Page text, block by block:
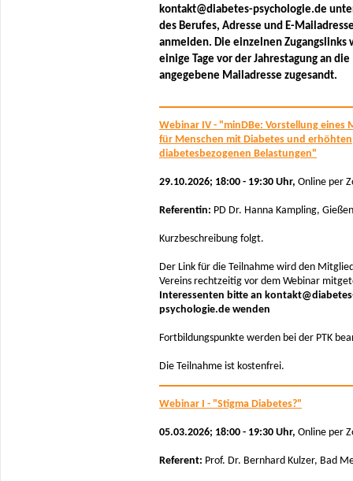
kontakt@diabetes-psychologie.de
des Berufes, Adresse und E-
anmelden. Die einzelnen Zugangslinks
einige Tage vor der Jahrestagung an die
angegebene Mailadresse zugesandt.
Webinar IV - "minDBe: Vorstellung eines
für Menschen mit Diabetes und erhöhten
diabetesbezogenen Belastungen"
29.10.2026; 18:00 - 19:30 Uhr, Online per
Referentin: PD Dr. Hanna Kampling, Gießen
Kurzbeschreibung folgt.
Der Link für die Teilnahme wird den
Vereins rechtzeitig vor dem Webinar
Interessenten bitte an
psychologie.de wenden
Fortbildungspunkte werden bei der PTK
Die Teilnahme ist kostenfrei.
Webinar I - "Stigma Diabetes?"
05.03.2026; 18:00 - 19:30 Uhr, Online per
Referent: Prof. Dr. Bernhard Kulzer, Bad